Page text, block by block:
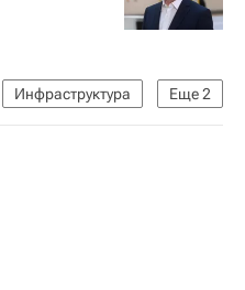
Еще2
Инфраструктура
Реконструкция